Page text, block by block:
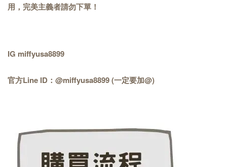
用，完美主義者請勿下單！
IG miffyusa8899
官方Line ID：@miffyusa8899 (一定要加@)